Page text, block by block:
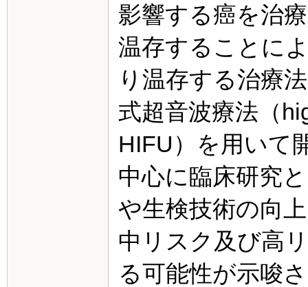
影響する癌を治
温存することに
り温存する治療
式超音波療法（
HIFU）を用いて
中心に臨床研究
や生検技術の向
中リスク及び高
る可能性が示唆